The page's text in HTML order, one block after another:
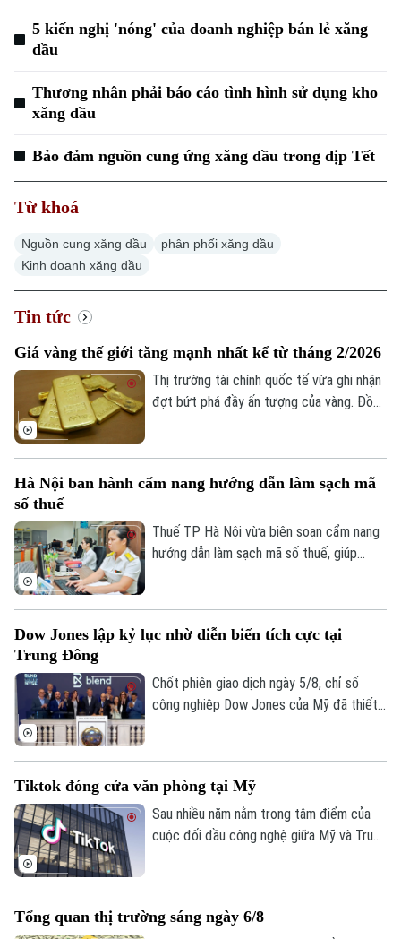
5 kiến nghị 'nóng' của doanh nghiệp bán lẻ xăng
dầu
Thương nhân phải báo cáo tình hình sử dụng kho
xăng dầu
Bảo đảm nguồn cung ứng xăng dầu trong dịp Tết
Từ khoá
Nguồn cung xăng dầu
phân phối xăng dầu
Kinh doanh xăng dầu
Tin tức
Giá vàng thế giới tăng mạnh nhất kể từ tháng 2/2026
Thị trường tài chính quốc tế vừa ghi nhận
đợt bứt phá đầy ấn tượng của vàng. Đồng
cho là các yếu tố làm thay đổi tâm lý của
Hà Nội ban hành cẩm nang hướng dẫn làm sạch mã
số thuế
Thuế TP Hà Nội vừa biên soạn cẩm nang
hướng dẫn làm sạch mã số thuế, giúp
trong quá trình thực hiện nghĩa vụ thuế.
Dow Jones lập kỷ lục nhờ diễn biến tích cực tại
Trung Đông
Chốt phiên giao dịch ngày 5/8, chỉ số
công nghiệp Dow Jones của Mỹ đã thiết
sẽ giải tỏa bớt áp lực lạm phát toàn cầu.
Tiktok đóng cửa văn phòng tại Mỹ
Sau nhiều năm nằm trong tâm điểm của
cuộc đối đầu công nghệ giữa Mỹ và Trung
hoạt động và đáp ứng các yêu cầu khắt
Tổng quan thị trường sáng ngày 6/8